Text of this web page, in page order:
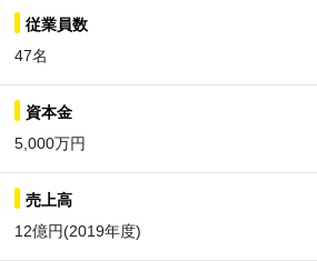
従業員数
47名
資本金
5,000万円
売上高
12億円(2019年度)